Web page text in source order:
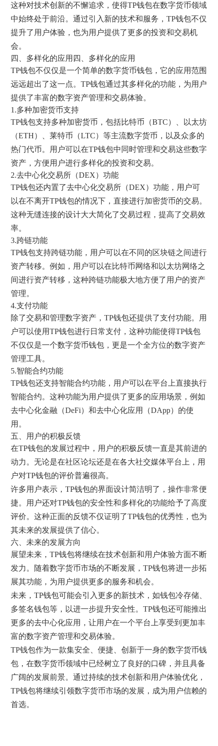
这种对技术创新的不懈追求，使得TP钱包在数字货币领域
中始终处于前沿。通过引入新的技术和服务，TP钱包不仅
提升了用户体验，也为用户提供了更多的投资和交易机
会。
四、多样化的应用四、多样化的应用
TP钱包不仅仅是一个简单的数字货币钱包，它的应用范围
远远超出了这一点。TP钱包通过其多样化的功能，为用户
提供了丰富的数字资产管理和交易体验。
1.多种加密货币支持
TP钱包支持多种加密货币，包括比特币（BTC）、以太坊
（ETH）、莱特币（LTC）等主流数字货币，以及众多的
热门代币。用户可以在TP钱包中同时管理和交易这些数字
资产，方便用户进行多样化的投资和交易。
2.去中心化交易所（DEX）功能
TP钱包还内置了去中心化交易所（DEX）功能，用户可
以在不离开TP钱包的情况下，直接进行加密货币的交易。
这种无缝连接的设计大大简化了交易过程，提高了交易效
率。
3.跨链功能
TP钱包支持跨链功能，用户可以在不同的区块链之间进行
资产转移。例如，用户可以在比特币网络和以太坊网络之
间进行资产转移，这种跨链功能极大地方便了用户的资产
管理。
4.支付功能
除了交易和管理数字资产，TP钱包还提供了支付功能。用
户可以使用TP钱包进行日常支付，这种功能使得TP钱包
不仅仅是一个数字货币钱包，更是一个全方位的数字资产
管理工具。
5.智能合约功能
TP钱包还支持智能合约功能，用户可以在平台上直接执行
智能合约。这种功能为用户提供了更多的应用场景，例如
去中心化金融（DeFi）和去中心化应用（DApp）的使
用。
五、用户的积极反馈
在TP钱包的发展过程中，用户的积极反馈一直是其前进的
动力。无论是在社区论坛还是在各大社交媒体平台上，用
户对TP钱包的评价普遍很高。
许多用户表示，TP钱包的界面设计简洁明了，操作非常便
捷。用户还对TP钱包的安全性和多样化的功能给予了高度
评价。这种正面的反馈不仅证明了TP钱包的优秀性，也为
其未来的发展提供了信心。
六、未来的发展方向
展望未来，TP钱包将继续在技术创新和用户体验方面不断
发力。随着数字货币市场的不断发展，TP钱包将进一步拓
展其功能，为用户提供更多的服务和机会。
未来，TP钱包可能会引入更多的新技术，如钱包冷存储、
多签名钱包等，以进一步提升安全性。TP钱包还可能推出
更多的去中心化应用，让用户在一个平台上享受到更加丰
富的数字资产管理和交易体验。
TP钱包作为一款集安全、便捷、创新于一身的数字货币钱
包，在数字货币领域中已经树立了良好的口碑，并且具备
广阔的发展前景。通过持续的技术创新和用户体验优化，
TP钱包将继续引领数字货币市场的发展，成为用户信赖的
首选。